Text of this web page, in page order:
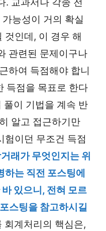
. 교과서나 각종 전
능성이 거의 확실
것인데, 이 경우 해
관련된 문제이구나
하여 득점해야 합니
득점을 목표로 한다
풀이 기법을 계속 반
알고 접근하기만
험이던 무조건 득점
래가 무엇인지는 위
는 직전 포스팅에
있으니, 전혀 모르
스팅을 참고하시길
회계처리의 핵심은,